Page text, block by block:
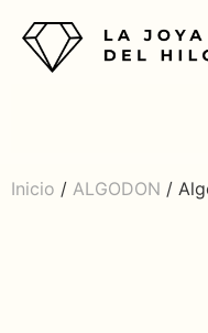
Inicio / ALGODON /